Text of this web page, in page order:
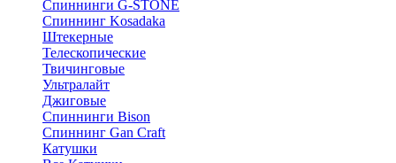
Спиннинги G-STONE
Спиннинг Kosadaka
Штекерные
Телескопические
Твичинговые
Ультралайт
Джиговые
Спиннинги Bison
Спиннинг Gan Craft
Катушки